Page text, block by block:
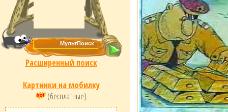
Расширенный поиск
Картинки на мобилку
(бесплатные)